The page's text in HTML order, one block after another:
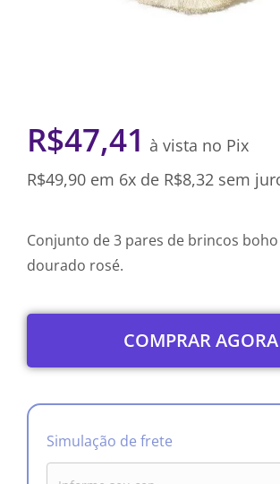
R$47,41 à vista no Pix
R$49,90 em 6x de R$8,32 sem
Conjunto de 3 pares de brincos
dourado rosé.
COMPRAR AGORA
Simulação de frete